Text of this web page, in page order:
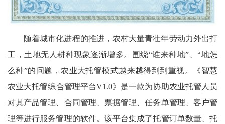
随着城市化进程的推进，农村大量青壮年劳动力外出打
工，土地无人耕种现象逐渐增多。围绕“谁来种地”、“地怎
么种”的问题，农业大托管模式越来越得到到重视。《智慧
农业大托管综合管理平台V1.0》是一款为协助农业托管人员
对其产品管理、合同管理、票据管理、任务单管理、客户管
理等进行服务管理的软件。该平台集成了托管订单数量、托